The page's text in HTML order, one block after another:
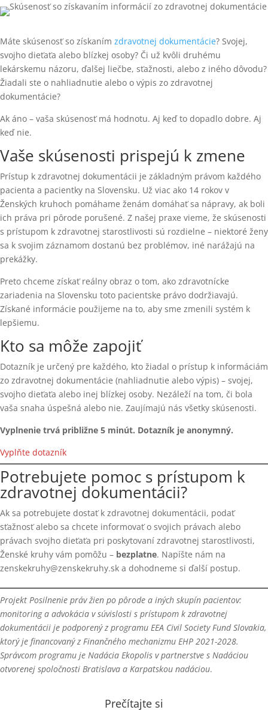
Máte skúsenosť so získaním zdravotnej dokumentácie? Svojej,
svojho dieťaťa alebo blízkej osoby? Či už kvôli druhému
lekárskemu názoru, ďalšej liečbe, sťažnosti, alebo z iného dôvodu?
Žiadali ste o nahliadnutie alebo o výpis zo zdravotnej
dokumentácie?
Ak áno – vaša skúsenosť má hodnotu. Aj keď to dopadlo dobre. Aj
keď nie.
Vaše skúsenosti prispejú k zmene
Prístup k zdravotnej dokumentácii je základným právom každého
pacienta a pacientky na Slovensku. Už viac ako 14 rokov v
Ženských kruhoch pomáhame ženám domáhať sa nápravy, ak boli
ich práva pri pôrode porušené. Z našej praxe vieme, že skúsenosti
s prístupom k zdravotnej starostlivosti sú rozdielne – niektoré ženy
sa k svojim záznamom dostanú bez problémov, iné narážajú na
prekážky.
Preto chceme získať reálny obraz o tom, ako zdravotnícke
zariadenia na Slovensku toto pacientske právo dodržiavajú.
Získané informácie použijeme na to, aby sme zmenili systém k
lepšiemu.
Kto sa môže zapojiť
Dotazník je určený pre každého, kto žiadal o prístup k informáciám
zo zdravotnej dokumentácie (nahliadnutie alebo výpis) – svojej,
svojho dieťaťa alebo inej blízkej osoby. Nezáleží na tom, či bola
vaša snaha úspešná alebo nie. Zaujímajú nás všetky skúsenosti.
Vyplnenie trvá približne 5 minút. Dotazník je anonymný.
Vyplňte dotazník
Potrebujete pomoc s prístupom k
zdravotnej dokumentácii?
Ak sa potrebujete dostať k zdravotnej dokumentácii, podať
sťažnosť alebo sa chcete informovať o svojich právach alebo
právach svojho dieťaťa pri poskytovaní zdravotnej starostlivosti,
Ženské kruhy vám pomôžu – bezplatne. Napíšte nám na
zenskekruhy@zenskekruhy.sk a dohodneme si ďalší postup.
Projekt Posilnenie práv žien po pôrode a iných skupín pacientov:
monitoring a advokácia v súvislosti s prístupom k zdravotnej
dokumentácii je podporený z programu EEA Civil Society Fund Slovakia,
ktorý je financovaný z Finančného mechanizmu EHP 2021-2028.
Správcom programu je Nadácia Ekopolis v partnerstve s Nadáciou
otvorenej spoločnosti Bratislava a Karpatskou nadáciou.
Prečítajte si